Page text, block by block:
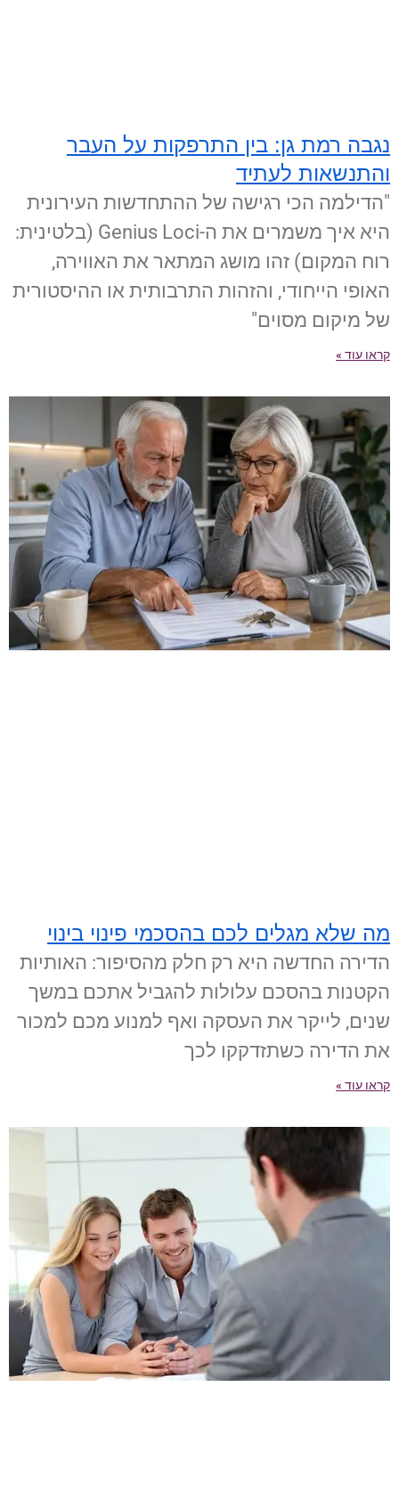
נגבה רמת גן: בין התרפקות על העבר
והתנשאות לעתיד
"הדילמה הכי רגישה של ההתחדשות העירונית
היא איך משמרים את ה-Genius Loci (בלטינית:
רוח המקום) זהו מושג המתאר את האווירה,
האופי הייחודי, והזהות התרבותית או ההיסטורית
של מיקום מסוים"
קראו עוד »
מה שלא מגלים לכם בהסכמי פינוי בינוי
הדירה החדשה היא רק חלק מהסיפור: האותיות
הקטנות בהסכם עלולות להגביל אתכם במשך
שנים, לייקר את העסקה ואף למנוע מכם למכור
את הדירה כשתזדקקו לכך
קראו עוד »